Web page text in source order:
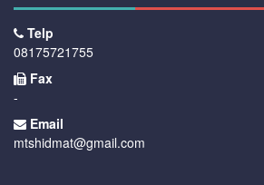
Telp
08175721755
Fax
-
Email
mtshidmat@gmail.com